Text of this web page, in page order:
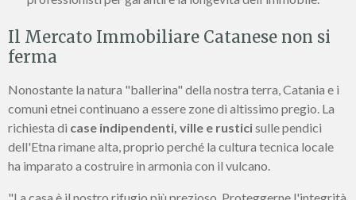
Il Mercato Immobiliare Catanese non si
ferma
Nonostante la natura "ballerina" della nostra terra, Catania e i
comuni etnei continuano a essere zone di altissimo pregio. La
richiesta di case indipendenti, ville e rusticisulle pendici
dell'Etna rimane alta, proprio perché la cultura tecnica locale
ha imparato a costruire in armonia con il vulcano.